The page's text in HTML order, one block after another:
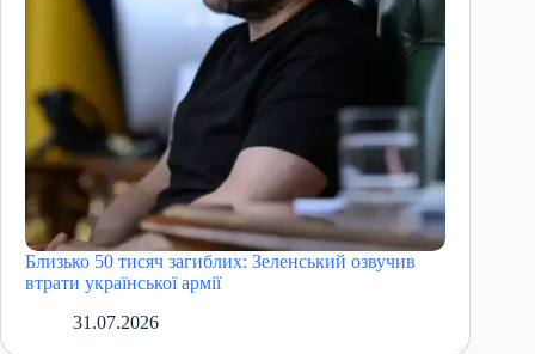
Близько 50 тисяч загиблих: Зеленський озвучив
втрати української армії
31.07.2026